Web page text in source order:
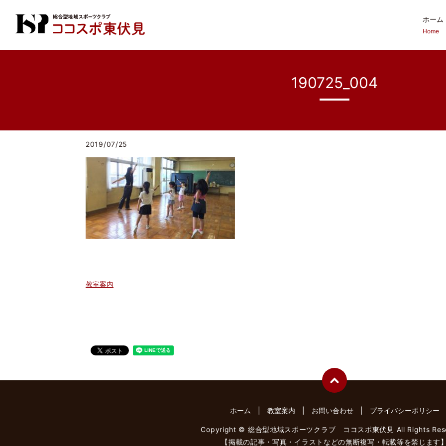
ホーム
Home
190725_004
2019/07/25
教室案内
ホーム 教室案内 お問い合わせ プライバシーポリシー
Copyright © 総合型地域スポーツクラブ ココスポ東伏見 All Rights
【掲載の記事・写真・イラストなどの無断複写・転載等を禁じます】